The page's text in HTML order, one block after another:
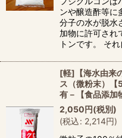
ンや醸造酢等に
分子の水が脱水
加物に許可され
トンです。 そ
[軽]【海水由来
ス（微粉末）
有－【食品添加
2,050円(税別)
(税込: 2,214円)